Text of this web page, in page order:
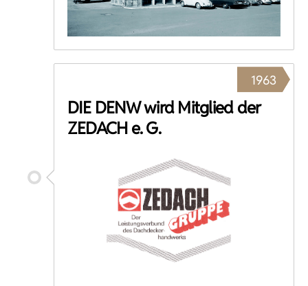
1963
DIE DENW wird Mitglied der
ZEDACH e. G.